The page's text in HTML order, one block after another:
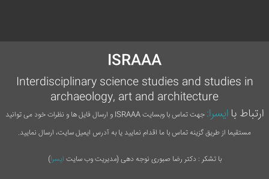
ISRAAA
Interdisciplinary science studies and studies in
archaeology, art and architecture
ارتباط باایسرا:
جهت تماس با وبسایت ISRAAA و ارسال فایل ها و نظرات خود می توانید
مستقیما از طریق گزینه تماس با ما اقدام نمایید یا به آدرس ایمیل سایت، ارسال نمایید.
با تشکر : دکتر رضا صبوری نوجه دهی (مدیریت وب سایت ایسرا)